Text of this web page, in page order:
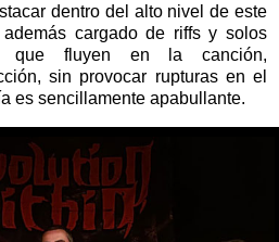
dentro del alto nivel de este
cargado de riffs y solos
que fluyen en la canción,
sin provocar rupturas en el
es sencillamente apabullante.